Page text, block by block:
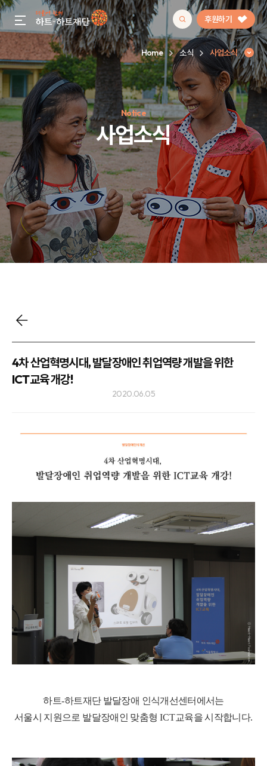
gnb menu open 후원하기
인기 키워드
#정기후원#하트플레이스#캠페인#팬덤후원
Home 소식 사업소식
Notice
사업소식
사업소식
4차 산업혁명시대, 발달장애인 취업역량 개발을 위한
ICT교육 개강!
2020.06.05
하트-하트재단 발달장애 인식개선센터에서는
서울시 지원으로 발달장애인 맞춤형 ICT교육을 시작합니다.